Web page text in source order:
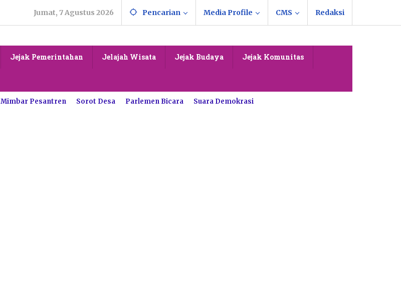
Jumat, 7 Agustus 2026 Pencarian Media Profile CMS Redaksi
Jejak Pemerintahan Jelajah Wisata Jejak Budaya Jejak Komunitas
Mimbar Pesantren Sorot Desa Parlemen Bicara Suara Demokrasi